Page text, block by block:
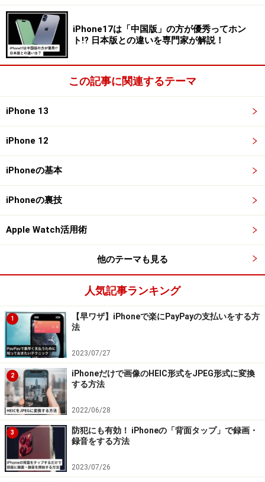
ると報告があり、バッテリー容量も表示されなくなるケ
ースがあります。
■Apple公式・他の修理業者のサポートが受けられなくな
非正規修理を行うと、AppleCare+や今後の公式修理サポ
ートが受けられなくなる場合があります。バッテリー交
必要です。
また、非正規の修理業者であっても、他店での修理履歴
がある端末は受け付けてもらえない可能性があります。
「絶対に受け付けられない」というわけではありません
が、リスクがあることを理解しておきましょう。
非正規の修理業者を選ぶ際にチェックした
いポイントは？
■総務省登録修理業者を選ぶ
総務省登録修理業者とは、スマートフォンなどの修理を
行う業者のうち、電波法などの法令で定められた技術基
準や修理方法を満たしていることを、総務省に認められ
登録された事業者のことを指します。認定を獲得してい
る事業者の方が、無登録業者よりも安心感は高いと言え
ます。
■修理後の保証の有無
修理後に一定期間の保証が付くかも重要です。万が一の
初期不良に対応してもらえるか確認しておきましょう。
iPhone17は「中国版」の方が優秀ってホン
ト!? 日本版との違いを専門家が解説！
この記事に関連するテーマ
iPhone 13
iPhone 12
iPhoneの基本
iPhoneの裏技
Apple Watch活用術
他のテーマも見る
人気記事ランキング
1
【早ワザ】iPhoneで楽にPayPayの支払いをする方
法
2023/07/27
2
iPhoneだけで画像のHEIC形式をJPEG形式に変換
する方法
2022/06/28
3
防犯にも有効！ iPhoneの「背面タップ」で録画・
録音をする方法
2023/07/26